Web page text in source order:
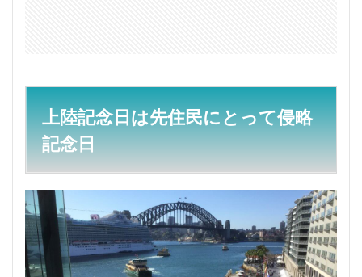
盗ま
世代
3
スト
アデ
イに
対す
る抗
議
上陸記念日は先住民にとって侵略
記念日